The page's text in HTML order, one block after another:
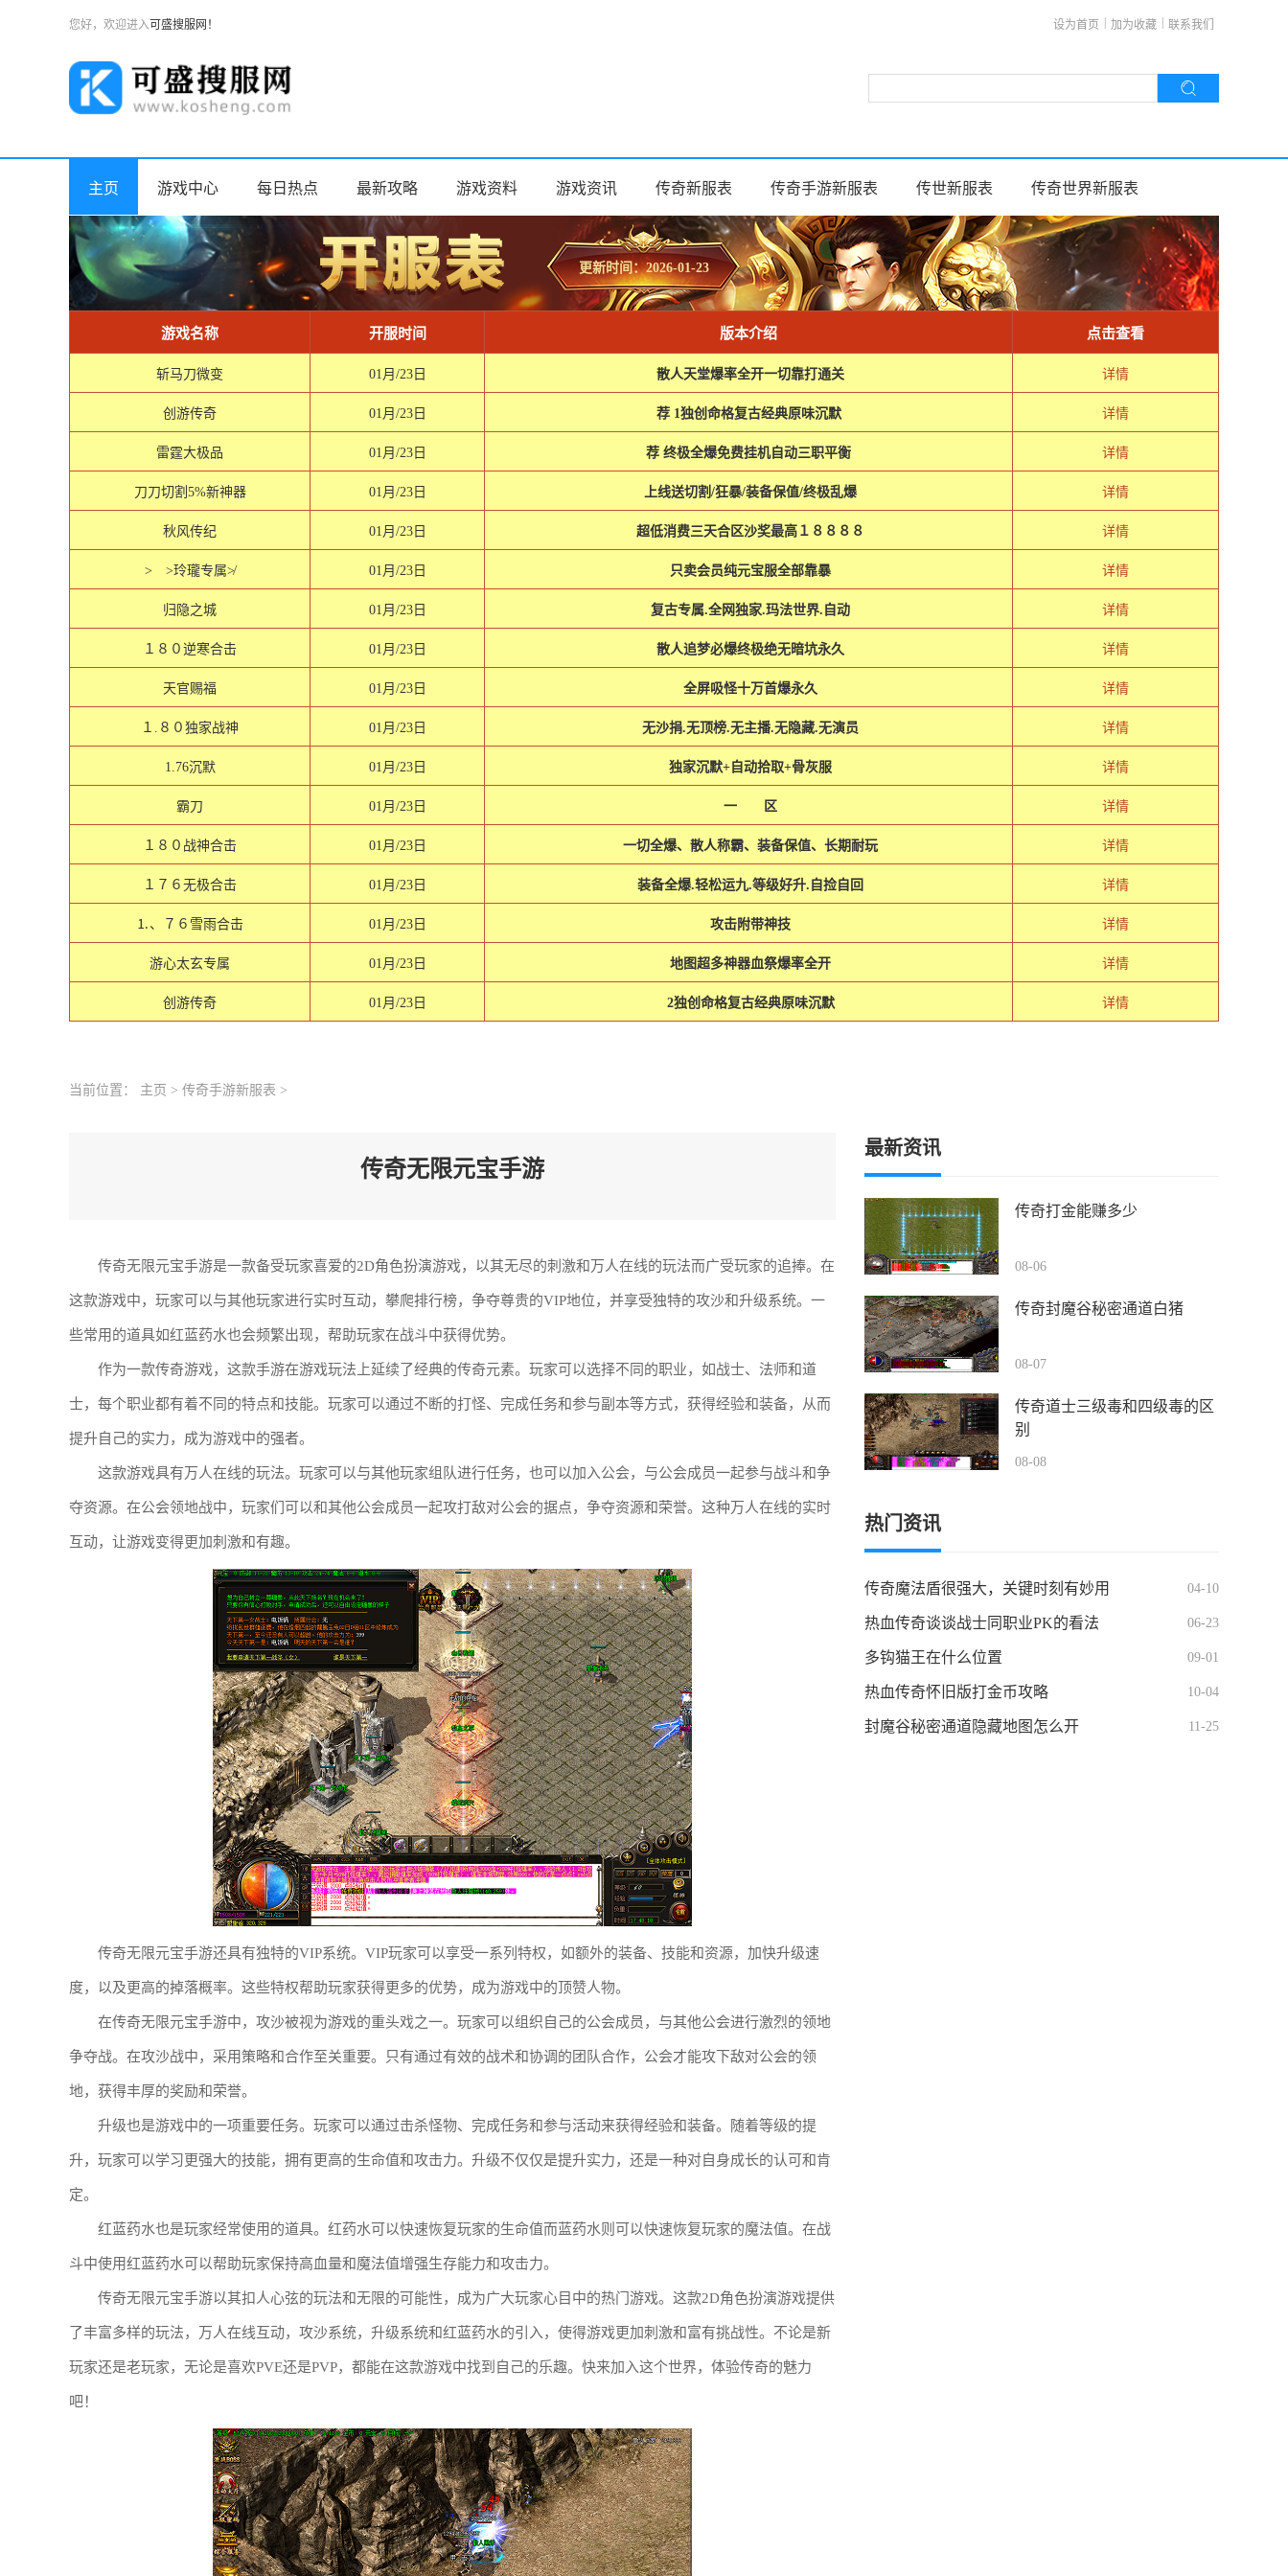
您好，欢迎进入可盛搜服网！ 设为首页 加为收藏 联系我们
主页 游戏中心 每日热点 最新攻略 游戏资料 游戏资讯 传奇新服表 传奇手游新服表 传世新服表 传奇世界新服表
更新时间：2026-01-23
游戏名称 开服时间 版本介绍 点击查看
斩马刀微变 01月/23日 散人天堂爆率全开一切靠打通关 详情
创游传奇 01月/23日 荐 1独创命格复古经典原味沉默 详情
雷霆大极品 01月/23日 荐 终极全爆免费挂机自动三职平衡 详情
刀刀切割5%新神器 01月/23日 上线送切割/狂暴/装备保值/终极乱爆 详情
秋风传纪 01月/23日 超低消费三天合区沙奖最高１８８８８ 详情
> >玲瓏专属≯ 01月/23日 只卖会员纯元宝服全部靠暴 详情
归隐之城 01月/23日 复古专属.全网独家.玛法世界.自动 详情
１８０逆寒合击 01月/23日 散人追梦必爆终极绝无暗坑永久 详情
天官赐福 01月/23日 全屏吸怪十万首爆永久 详情
１.８０独家战神 01月/23日 无沙捐.无顶榜.无主播.无隐藏.无演员 详情
1.76沉默 01月/23日 独家沉默+自动拾取+骨灰服 详情
霸刀 01月/23日 一 区 详情
１８０战神合击 01月/23日 一切全爆、散人称霸、装备保值、长期耐玩 详情
１７６无极合击 01月/23日 装备全爆.轻松运九.等级好升.自捡自回 详情
⒈、７６雪雨合击 01月/23日 攻击附带神技 详情
游心太玄专属 01月/23日 地图超多神器血祭爆率全开 详情
创游传奇 01月/23日 2独创命格复古经典原味沉默 详情
当前位置： 主页 > 传奇手游新服表 >
传奇无限元宝手游
传奇无限元宝手游是一款备受玩家喜爱的2D角色扮演游戏，以其无尽的刺激和万人在线的玩法而广受玩家的追捧。在
这款游戏中，玩家可以与其他玩家进行实时互动，攀爬排行榜，争夺尊贵的VIP地位，并享受独特的攻沙和升级系统。一
些常用的道具如红蓝药水也会频繁出现，帮助玩家在战斗中获得优势。
作为一款传奇游戏，这款手游在游戏玩法上延续了经典的传奇元素。玩家可以选择不同的职业，如战士、法师和道
士，每个职业都有着不同的特点和技能。玩家可以通过不断的打怪、完成任务和参与副本等方式，获得经验和装备，从而
提升自己的实力，成为游戏中的强者。
这款游戏具有万人在线的玩法。玩家可以与其他玩家组队进行任务，也可以加入公会，与公会成员一起参与战斗和争
夺资源。在公会领地战中，玩家们可以和其他公会成员一起攻打敌对公会的据点，争夺资源和荣誉。这种万人在线的实时
互动，让游戏变得更加刺激和有趣。
传奇无限元宝手游还具有独特的VIP系统。VIP玩家可以享受一系列特权，如额外的装备、技能和资源，加快升级速
度，以及更高的掉落概率。这些特权帮助玩家获得更多的优势，成为游戏中的顶赞人物。
在传奇无限元宝手游中，攻沙被视为游戏的重头戏之一。玩家可以组织自己的公会成员，与其他公会进行激烈的领地
争夺战。在攻沙战中，采用策略和合作至关重要。只有通过有效的战术和协调的团队合作，公会才能攻下敌对公会的领
地，获得丰厚的奖励和荣誉。
升级也是游戏中的一项重要任务。玩家可以通过击杀怪物、完成任务和参与活动来获得经验和装备。随着等级的提
升，玩家可以学习更强大的技能，拥有更高的生命值和攻击力。升级不仅仅是提升实力，还是一种对自身成长的认可和肯
定。
红蓝药水也是玩家经常使用的道具。红药水可以快速恢复玩家的生命值而蓝药水则可以快速恢复玩家的魔法值。在战
斗中使用红蓝药水可以帮助玩家保持高血量和魔法值增强生存能力和攻击力。
传奇无限元宝手游以其扣人心弦的玩法和无限的可能性，成为广大玩家心目中的热门游戏。这款2D角色扮演游戏提供
了丰富多样的玩法，万人在线互动，攻沙系统，升级系统和红蓝药水的引入，使得游戏更加刺激和富有挑战性。不论是新
玩家还是老玩家，无论是喜欢PVE还是PVP，都能在这款游戏中找到自己的乐趣。快来加入这个世界，体验传奇的魅力
吧！
最新资讯
传奇打金能赚多少
08-06
传奇封魔谷秘密通道白猪
08-07
传奇道士三级毒和四级毒的区
别
08-08
热门资讯
传奇魔法盾很强大，关键时刻有妙用 04-10
热血传奇谈谈战士同职业PK的看法 06-23
多钩猫王在什么位置 09-01
热血传奇怀旧版打金币攻略 10-04
封魔谷秘密通道隐藏地图怎么开 11-25